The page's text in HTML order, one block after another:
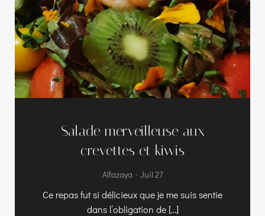
Salade merveilleuse aux
crevettes et kiwis
Alfazaya - Juil 27
Ce repas fut si délicieux que je me suis sentie
dans l’obligation de […]